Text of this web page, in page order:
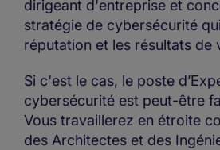
dirigeant d'entreprise et
stratégie de cybersécurité
réputation et les résultats de
Si c'est le cas, le poste
cybersécurité est peut-être
Vous travaillerez en étroite
des Architectes et des